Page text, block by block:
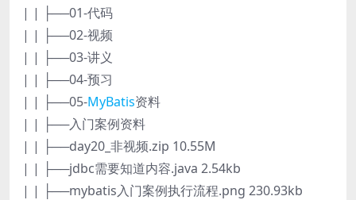
| | ├──01-代码
| | ├──02-视频
| | ├──03-讲义
| | ├──04-预习
| | ├──05-MyBatis资料
| | ├──入门案例资料
| | ├──day20_非视频.zip 10.55M
| | ├──jdbc需要知道内容.java 2.54kb
| | ├──mybatis入门案例执行流程.png 230.93kb